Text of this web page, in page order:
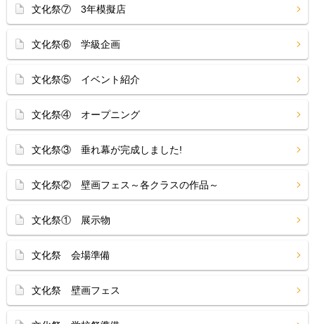
文化祭⑦ 3年模擬店
文化祭⑥ 学級企画
文化祭⑤ イベント紹介
文化祭④ オープニング
文化祭③ 垂れ幕が完成しました!
文化祭② 壁画フェス～各クラスの作品～
文化祭① 展示物
文化祭 会場準備
文化祭 壁画フェス